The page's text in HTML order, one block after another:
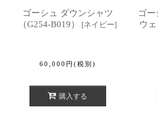
ゴーシュ ダウンシャツ
（G254-B019）
[ネイビー]
60,000 円 (税別)
購入する
ゴ
ウェ